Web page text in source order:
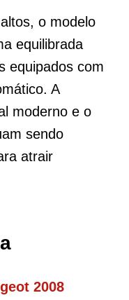
o modelo
equilibrada
equipados com
A
moderno e o
sendo
atrair
2008